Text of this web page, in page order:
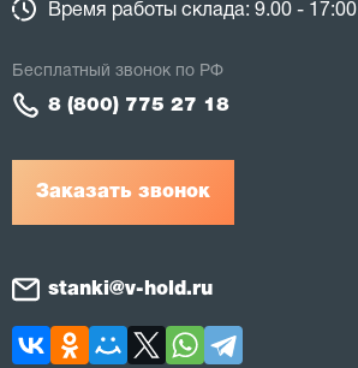
Время работы склада: 9.00 - 17:00
Заказать звонок
Бесплатный звонок по РФ
8 (800) 775 27 18
stanki@v-hold.ru